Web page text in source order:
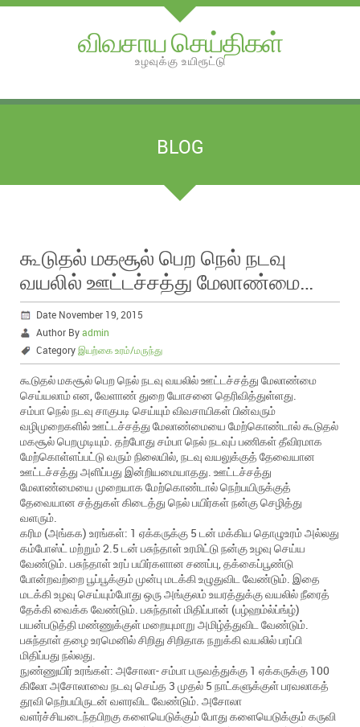
விவசாய செய்திகள்
உழவுக்கு உயிரூட்டு
BLOG
கூடுதல் மகசூல் பெற நெல் நடவு
வயலில் ஊட்டச்சத்து மேலாண்மை…
Date November 19, 2015
Author Byadmin
Categoryஇயற்கை உரம்/மருந்து
கூடுதல் மகசூல் பெற நெல் நடவு வயலில் ஊட்டச்சத்து மேலாண்மை
செய்யலாம் என, வேளாண் துறை யோசனை தெரிவித்துள்ளது.
சம்பா நெல் நடவு சாகுபடி செய்யும் விவசாயிகள் பின்வரும்
வழிமுறைகளில் ஊட்டச்சத்து மேலாண்மையை மேற்கொண்டால் கூடுதல்
மகசூல் பெறமுடியும். தற்போது சம்பா நெல் நடவுப் பணிகள் தீவிரமாக
மேற்கொள்ளப்பட்டு வரும் நிலையில், நடவு வயலுக்குத் தேவையான
ஊட்டச்சத்து அளிப்பது இன்றியமையாதது. ஊட்டச்சத்து
மேலாண்மையை முறையாக மேற்கொண்டால் நெற்பயிருக்குத்
தேவையான சத்துகள் கிடைத்து நெல் பயிர்கள் நன்கு செழித்து
வளரும்.
கரிம (அங்கக) உரங்கள்: 1 ஏக்கருக்கு 5 டன் மக்கிய தொழுஉரம் அல்லது
கம்போஸ்ட் மற்றும் 2.5 டன் பசுந்தாள் உரமிட்டு நன்கு உழவு செய்ய
வேண்டும். பசுந்தாள் உரப் பயிர்களான சணப்பு, தக்கைப்பூண்டு
போன்றவற்றை பூப்பூக்கும் முன்பு மடக்கி உழுதுவிட வேண்டும். இதை
மடக்கி உழவு செய்யும்போது ஒரு அங்குலம் உயரத்துக்கு வயலில் நீரைத்
தேக்கி வைக்க வேண்டும். பசுந்தாள் மிதிப்பான் (பழ்ஹம்ல்ப்ங்ழ்)
பயன்படுத்தி மண்ணுக்குள் மறையுமாறு அமிழ்த்துவிட வேண்டும்.
பசுந்தாள் தழை உரமெனில் சிறிது சிறிதாக நறுக்கி வயலில் பரப்பி
மிதிப்பது நல்லது.
நுண்ணுயிர் உரங்கள்: அசோலா- சம்பா பருவத்துக்கு 1 ஏக்கருக்கு 100
கிலோ அசோலாவை நடவு செய்த 3 முதல் 5 நாட்களுக்குள் பரவலாகத்
தூவி நெற்பயிருடன் வளரவிட வேண்டும். அசோலா
வளர்ச்சியடைந்தபிறகு களையெடுக்கும் போது களையெடுக்கும் கருவி